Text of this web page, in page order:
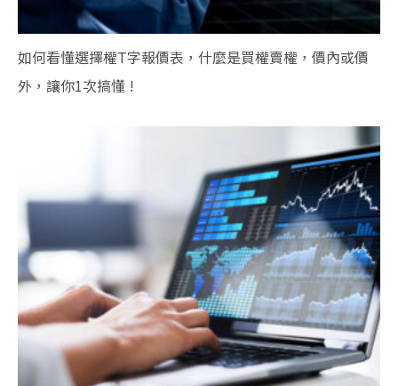
如何看懂選擇權T字報價表，什麼是買權賣權，價內或價
外，讓你1次搞懂 !